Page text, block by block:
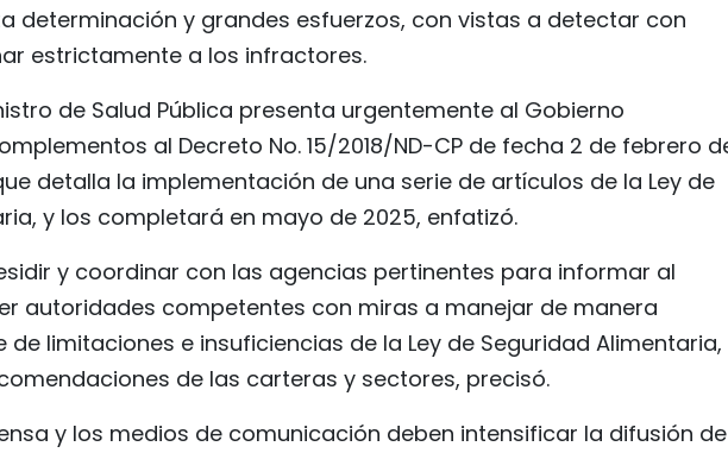
determinación y grandes esfuerzos, con vistas a detectar con
estrictamente a los infractores.
de Salud Pública presenta urgentemente al Gobierno
al Decreto No. 15/2018/ND-CP de fecha 2 de febrero
detalla la implementación de una serie de artículos de la Ley de
y los completará en mayo de 2025, enfatizó.
y coordinar con las agencias pertinentes para informar al
autoridades competentes con miras a manejar de manera
de limitaciones e insuficiencias de la Ley de Seguridad Alimentaria,
de las carteras y sectores, precisó.
y los medios de comunicación deben intensificar la difusión de